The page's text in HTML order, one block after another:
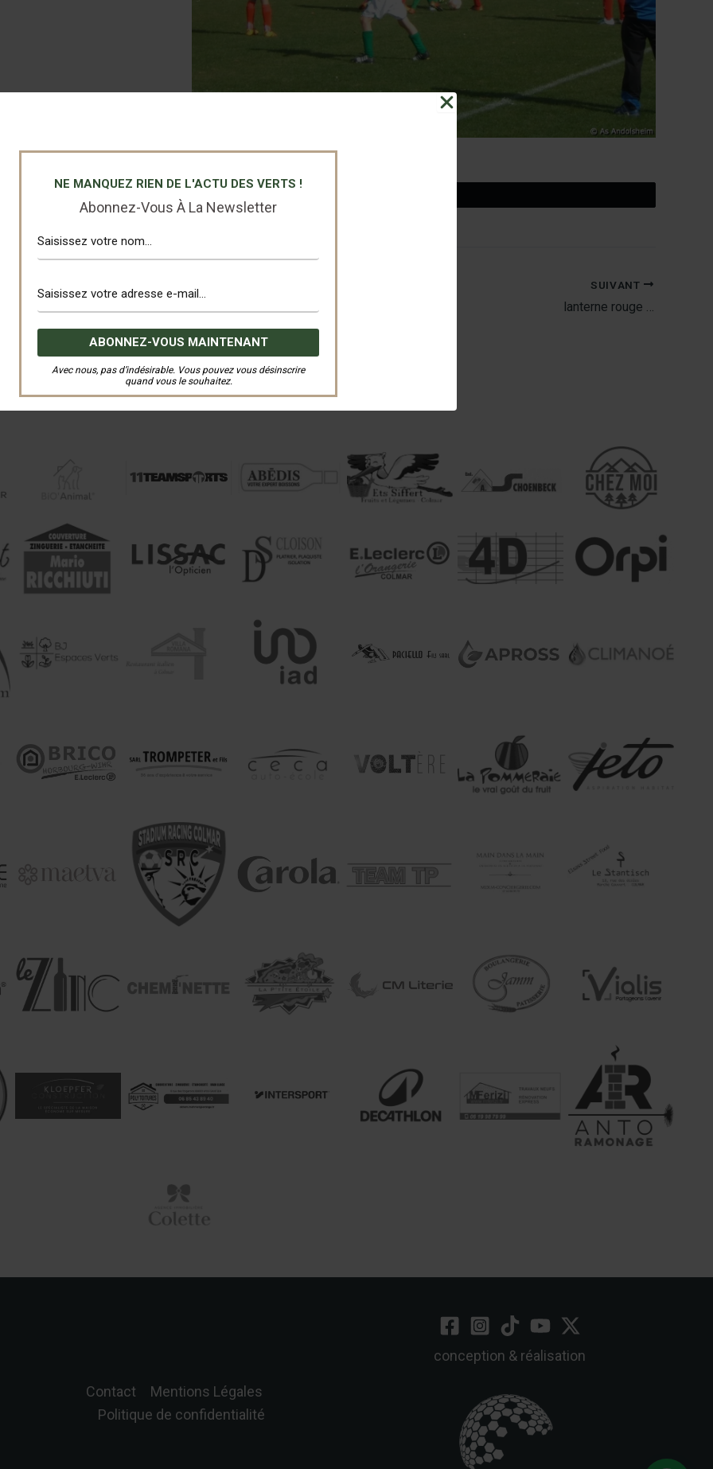
NE MANQUEZ RIEN DE L'ACTU DES VERTS !
Abonnez-Vous À La Newsletter
Avec nous, pas d’indésirable. Vous pouvez vous désinscrire
quand vous le souhaitez.
SUIVANT
lanterne rouge …
Contact
Mentions Légales
Politique de confidentialité
conception & réalisation